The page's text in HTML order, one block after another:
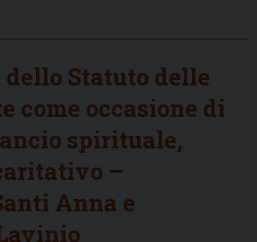
Statuto delle
come occasione di
spirituale,
–
Anna e